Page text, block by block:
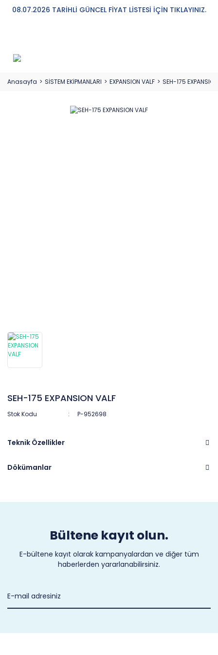
08.07.2026 TARİHLİ GÜNCEL FİYAT LİSTESİ İÇİN TIKLAYINIZ.
Anasayfa SİSTEM EKİPMANLARI EXPANSION VALF SEH-175
SEH-175 EXPANSION VALF
Stok Kodu P-952698
Teknik Özellikler
Dökümanlar
Bültene kayıt olun.
E-bültene kayıt olarak kampanyalardan ve diğer tüm
haberlerden yararlanabilirsiniz.